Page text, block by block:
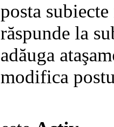
posta
răspunde la
adăuga
modifica